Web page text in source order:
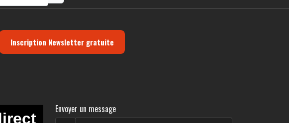
Inscription Newsletter gratuite
Envoyer un message